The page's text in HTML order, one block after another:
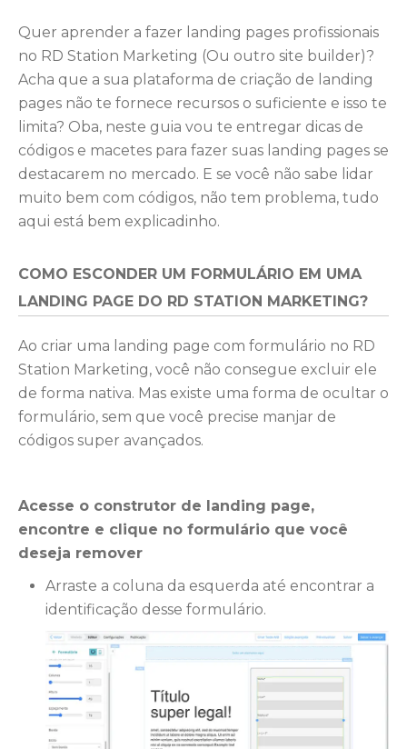
Quer aprender a fazer landing pages profissionais
no RD Station Marketing (Ou outro site builder)?
Acha que a sua plataforma de criação de landing
pages não te fornece recursos o suficiente e isso te
limita? Oba, neste guia vou te entregar dicas de
códigos e macetes para fazer suas landing pages se
destacarem no mercado. E se você não sabe lidar
muito bem com códigos, não tem problema, tudo
aqui está bem explicadinho.
COMO ESCONDER UM FORMULÁRIO EM UMA
LANDING PAGE DO RD STATION MARKETING?
Ao criar uma landing page com formulário no RD
Station Marketing, você não consegue excluir ele
de forma nativa. Mas existe uma forma de ocultar o
formulário, sem que você precise manjar de
códigos super avançados.
Acesse o construtor de landing page,
encontre e clique no formulário que você
deseja remover
Arraste a coluna da esquerda até encontrar a
identificação desse formulário.